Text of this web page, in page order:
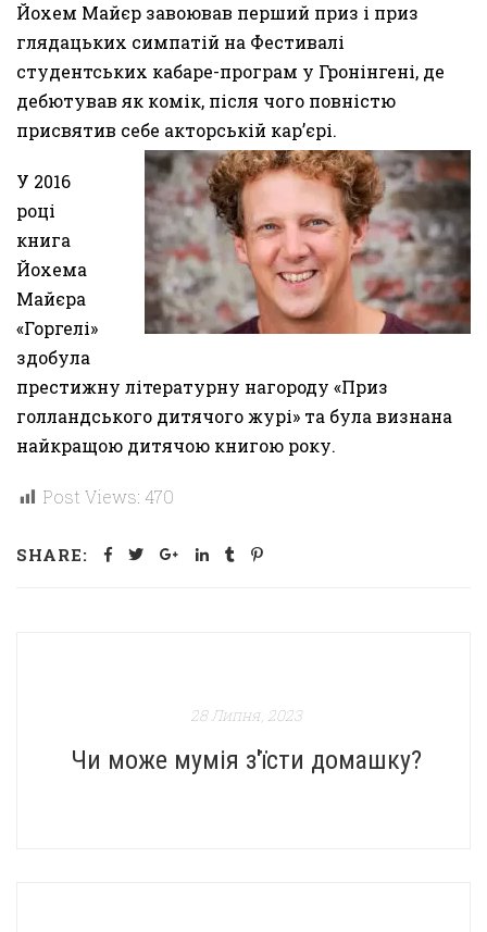
Йохем Майєр завоював перший приз і приз
глядацьких симпатій на Фестивалі
студентських кабаре-програм у Гронінгені, де
дебютував як комік, після чого повністю
присвятив себе акторській кар’єрі.
У 2016
році
книга
Йохема
Майєра
«Горгелі»
здобула
престижну літературну нагороду «Приз
голландського дитячого журі» та була визнана
найкращою дитячою книгою року.
Post Views: 470
SHARE:
28 Липня, 2023
Чи може мумія з'їсти домашку?